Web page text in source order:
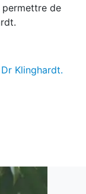
de
Klinghardt.